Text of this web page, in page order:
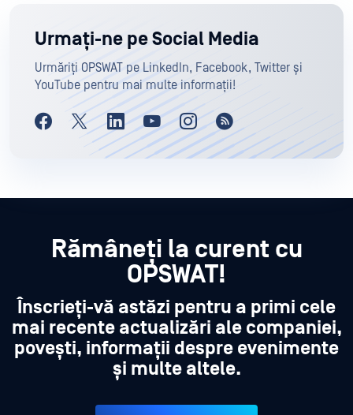
Urmați-ne pe Social Media
Urmăriți OPSWAT pe LinkedIn, Facebook, Twitter și
YouTube pentru mai multe informații!
Rămâneți la curent cu
OPSWAT!
Înscrieți-vă astăzi pentru a primi cele
mai recente actualizări ale companiei,
povești, informații despre evenimente
și multe altele.